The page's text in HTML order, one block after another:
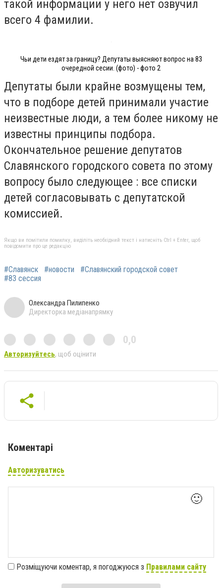
такой информации у него нет озвучил
всего 4 фамилии.
Чьи дети ездят за границу? Депутаты выясняют вопрос на 83
очередной сесии. (фото) - фото 2
Депутаты были крайне возмущены тем,
что в подборе детей принимали участие
неизвестные люди, а тем более никому не
известны принципы подбора.
Окончательное решение депутатов
Славянского городского совета по этому
вопросу было следующее : все списки
детей согласовывать с депутатской
комиссией.
Якщо ви помітили помилку, виділіть необхідний текст і натисніть Ctrl + Enter, щоб
повідомити про це редакцію
#Славянск #новости
#Славянский городской совет
#83 сессия
Олександра Пилипенко
Директорка медіанапрямку
0,0
Авторизуйтесь, щоб оцінити
Коментарі
Авторизуватись
🙂
Розміщуючи коментар, я погоджуюся з Правилами сайту